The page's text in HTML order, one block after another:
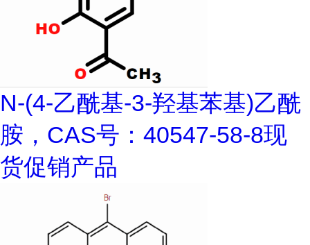
N-(4-乙酰基-3-羟基苯基)乙酰
胺，CAS号：40547-58-8现
货促销产品